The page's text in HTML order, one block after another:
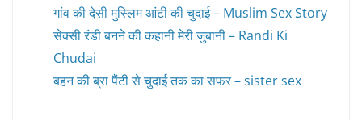
गांव की देसी मुस्लिम आंटी की चुदाई – Muslim Sex Story
सेक्सी रंडी बनने की कहानी मेरी जुबानी – Randi Ki
Chudai
बहन की ब्रा पैंटी से चुदाई तक का सफर – sister sex